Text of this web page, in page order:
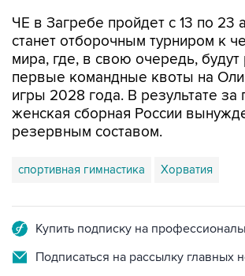
ЧЕ в Загребе пройдет с 13 по 23
станет отборочным турниром к
мира, где, в свою очередь,
первые командные квоты на
игры 2028 года. В результате за
женская сборная России
резервным составом.
спортивная гимнастика Хорватия
Купить подписку на
Подписаться на рассылку главных